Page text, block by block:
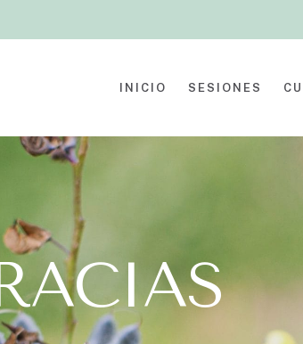
INICIO SESIONES